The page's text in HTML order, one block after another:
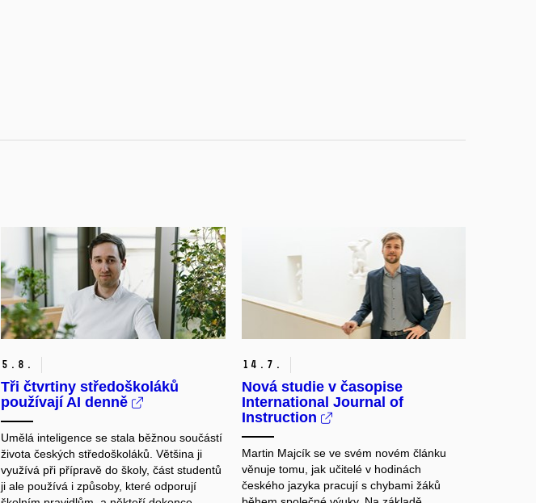
5. 8.
Tři čtvrtiny středoškoláků
používají AI denně
Umělá inteligence se stala běžnou součástí
života českých středoškoláků. Většina ji
využívá při přípravě do školy, část studentů
ji ale používá i způsoby, které odporují
14. 7.
Nová studie v časopise
International Journal of
Instruction
Martin Majcík se ve svém novém článku
věnuje tomu, jak učitelé v hodinách
českého jazyka pracují s chybami žáků